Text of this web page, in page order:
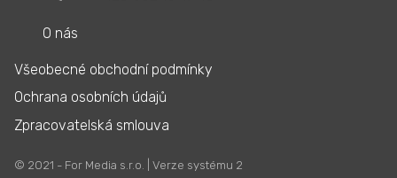
O nás
Všeobecné obchodní podmínky
Ochrana osobních údajů
Zpracovatelská smlouva
© 2021 - For Media s.r.o. | Verze systému 2